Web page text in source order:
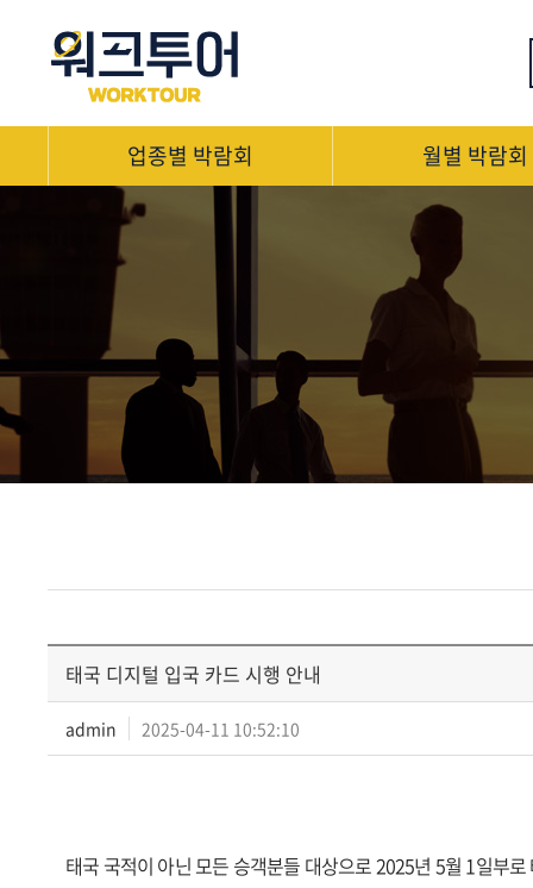
업종별 박람회 월별 박람회
태국 디지털 입국 카드 시행 안내
admin 2025-04-11 10:52:10
태국 국적이 아닌 모든 승객분들 대상으로 2025년 5월 1일부